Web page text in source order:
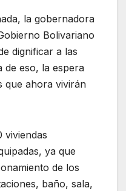
la gobernadora
Bolivariano
dignificar a las
de eso, la espera
que ahora vivirán
viviendas
ya que
de los
baño, sala,